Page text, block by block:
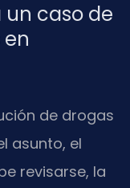
caso de
de drogas
asunto, el
revisarse, la